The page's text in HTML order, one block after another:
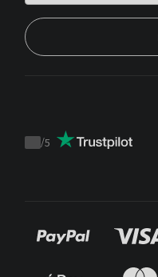
Trustpilot
/5